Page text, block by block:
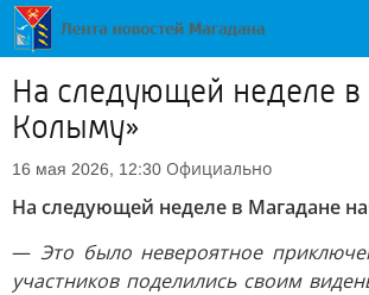
На следующей неделе в
Колыму»
16 мая 2026, 12:30 Официально
На следующей неделе в Магадане
— Это было невероятное
участников поделились своим